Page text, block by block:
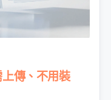
傳、不用裝